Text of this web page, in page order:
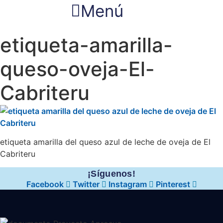
Menú
etiqueta-amarilla-
queso-oveja-El-
Cabriteru
etiqueta amarilla del queso azul de leche de oveja de El
Cabriteru
¡Síguenos!
Facebook
Twitter Instagram Pinterest